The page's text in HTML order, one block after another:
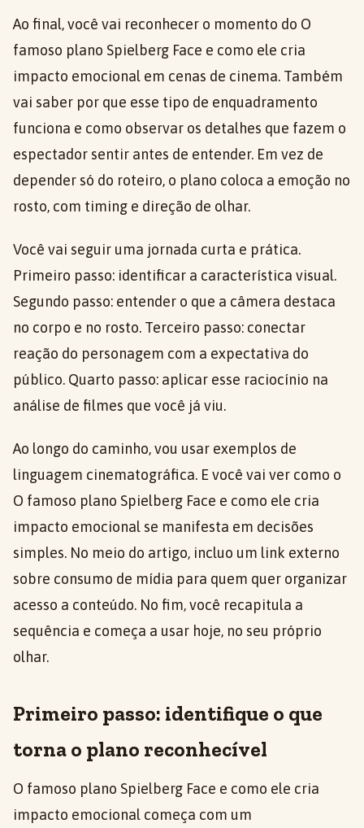
Ao final, você vai reconhecer o momento do O
famoso plano Spielberg Face e como ele cria
impacto emocional em cenas de cinema. Também
vai saber por que esse tipo de enquadramento
funciona e como observar os detalhes que fazem o
espectador sentir antes de entender. Em vez de
depender só do roteiro, o plano coloca a emoção no
rosto, com timing e direção de olhar.
Você vai seguir uma jornada curta e prática.
Primeiro passo: identificar a característica visual.
Segundo passo: entender o que a câmera destaca
no corpo e no rosto. Terceiro passo: conectar
reação do personagem com a expectativa do
público. Quarto passo: aplicar esse raciocínio na
análise de filmes que você já viu.
Ao longo do caminho, vou usar exemplos de
linguagem cinematográfica. E você vai ver como o
O famoso plano Spielberg Face e como ele cria
impacto emocional se manifesta em decisões
simples. No meio do artigo, incluo um link externo
sobre consumo de mídia para quem quer organizar
acesso a conteúdo. No fim, você recapitula a
sequência e começa a usar hoje, no seu próprio
olhar.
Primeiro passo: identifique o que
torna o plano reconhecível
O famoso plano Spielberg Face e como ele cria
impacto emocional começa com um